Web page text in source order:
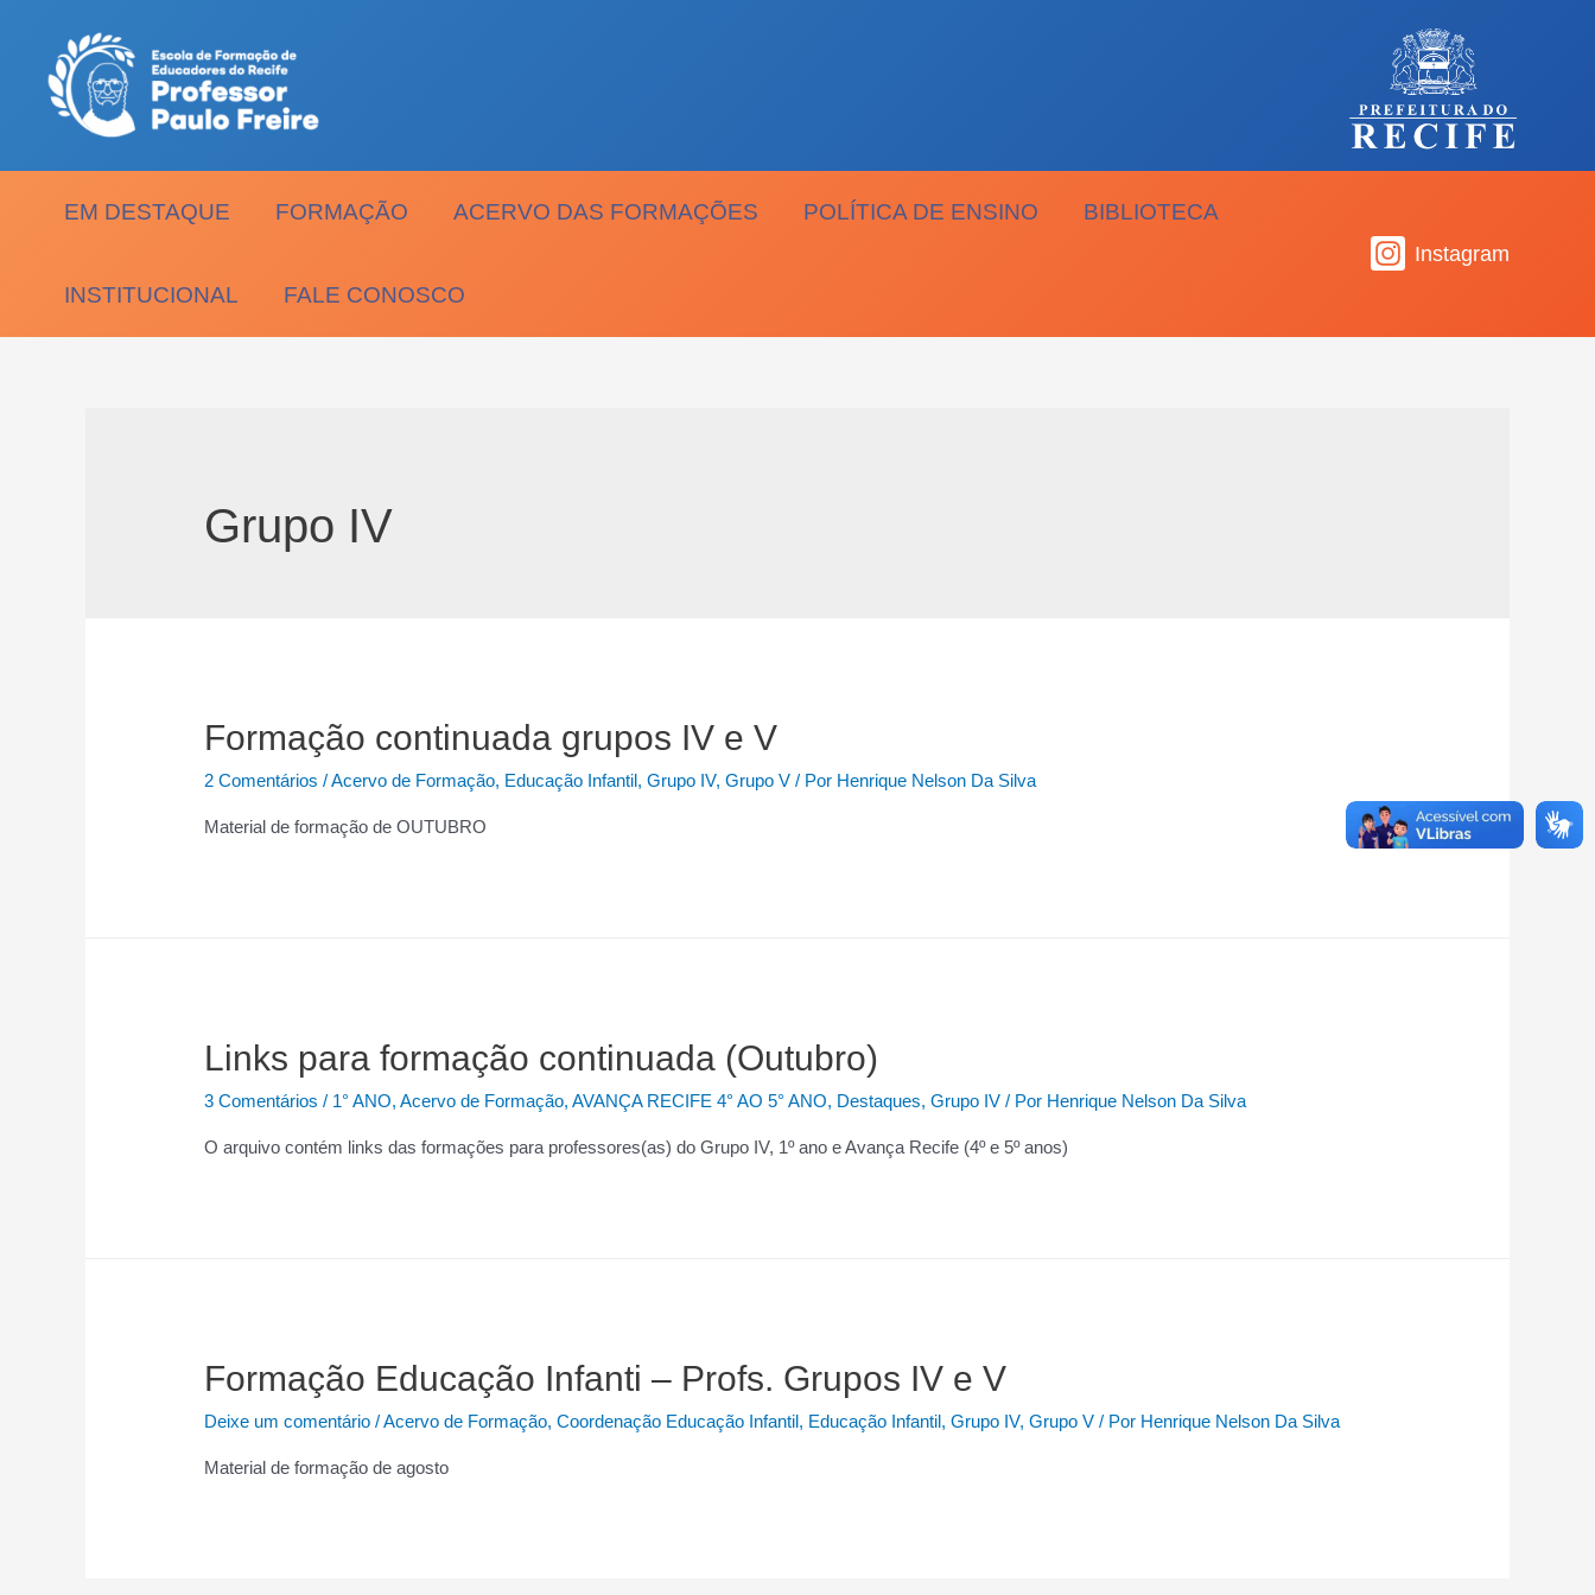
conteúdo
EM DESTAQUE FORMAÇÃO ACERVO DAS FORMAÇÕES POLÍTICA DE ENSINO BIBLIOTECA
INSTITUCIONAL FALE CONOSCO
Instagram
Grupo IV
Formação continuada grupos IV e V
2 Comentários /Acervo de Formação, Educação Infantil,Grupo IV,Grupo V / Por Henrique Nelson Da Silva
Material de formação de OUTUBRO
Links para formação continuada (Outubro)
3 Comentários / 1° ANO,Acervo de Formação,AVANÇA RECIFE 4° AO 5° ANO, Destaques,Grupo IV / Por Henrique Nelson Da Silva
O arquivo contém links das formações para professores(as) do Grupo IV, 1º ano e Avança Recife (4º e 5º anos)
Formação Educação Infanti – Profs. Grupos IV e V
Deixe um comentário /Acervo de Formação,Coordenação Educação Infantil, Educação Infantil,Grupo IV,Grupo V / Por Henrique Nelson Da Silva
Material de formação de agosto